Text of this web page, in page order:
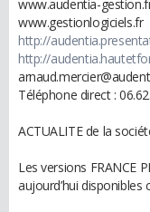
www.audentia-
www.gestionlogiciels.fr
http://
http://
Téléphone direct :
ACTUALITE de la
Les versions FRANCE
aujourd’hui disponibles